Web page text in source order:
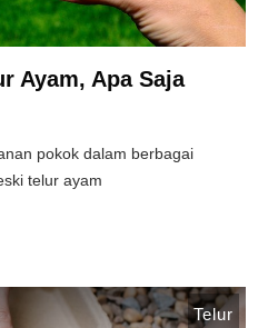
Ayam, Apa Saja
pokok dalam berbagai
telur ayam
Telur